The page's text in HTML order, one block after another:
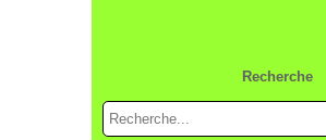
Recherche